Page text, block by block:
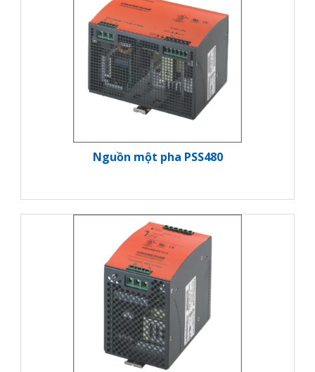
Nguồn một pha PSS480